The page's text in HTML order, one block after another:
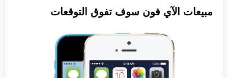
مبيعات الآي فون سوف تفوق التوقعات